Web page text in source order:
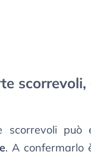
scorrevoli può
. A confermarlo